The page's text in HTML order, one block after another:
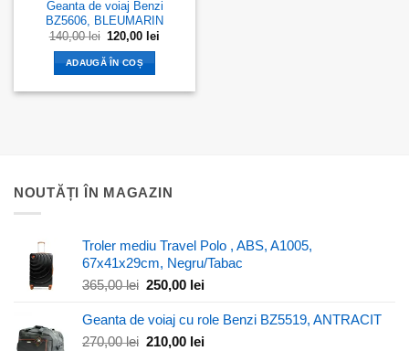
Geanta de voiaj Benzi
BZ5606, BLEUMARIN
140,00lei Prețul
inițial
a
fost:
140,00 lei.
120,00 lei
ADAUGĂ ÎN COȘ
NOUTĂȚI ÎN MAGAZIN
Troler mediu Travel Polo , ABS, A1005,
67x41x29cm, Negru/Tabac
365,00lei Prețul
a
fost:
250,00 leiPrețul
este:
250,00 lei.
Geanta de voiaj cu role Benzi BZ5519, ANTRACIT
270,00lei Prețul
210,00 leiPrețul